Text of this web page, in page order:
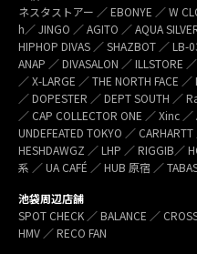
ネスタストアー ／ EBONYE ／ W
h／ JINGO ／ AGITO ／ AQUA
HIPHOP DIVAS ／ SHAZBOT ／ LB-
ANAP ／ DIVASALON ／ ILLSTORE
／ X-LARGE ／ THE NORTH FACE
／ DOPESTER ／ DEPT SOUTH ／
／ CAP COLLECTOR ONE ／ Xinc
UNDEFEATED TOKYO ／
HESHDAWGZ ／ LHP ／ RIGGIB／
系 ／ UA CAFÉ ／ HUB 原宿 ／
池袋周辺店舗
SPOT CHECK ／ BALANCE ／
HMV ／ RECO FAN